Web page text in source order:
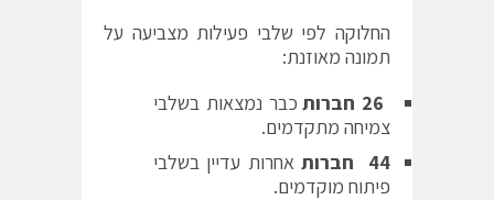
החלוקה לפי שלבי פעילות מצביעה על
תמונה מאוזנת:
חברות כבר נמצאות בשלבי
צמיחה מתקדמים.
44
חברותאחרות עדיין בשלבי
פיתוח מוקדמים.